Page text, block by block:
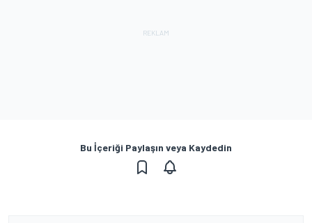
Bu İçeriği Paylaşın veya Kaydedin